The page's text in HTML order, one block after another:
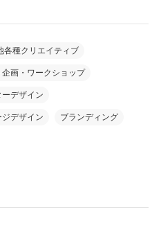
各種クリエイティブ
企画・ワークショップ
デザイン
デザイン ブランディング